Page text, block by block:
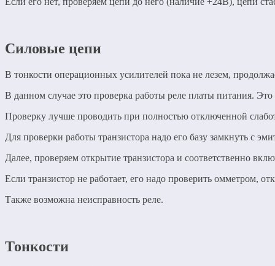
Силовые цепи
В тонкости операционных усилителей пока не лезем,
В данном случае это проверка работы реле платы питания.
Проверку лучше проводить при полностью отключенной
Для проверки работы транзистора надо его базу замкнуть с
Далее, проверяем открытие транзистора и соответственно
Если транзистор не работает, его надо проверить омметром,
Также возможна неисправность реле.
Тонкости